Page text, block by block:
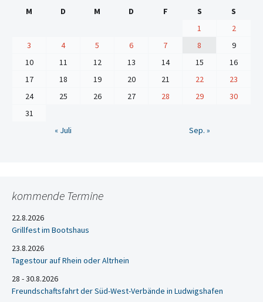
M
D M D F S
S
1
2
3
4 5 6 7 8
9
10
11 12 13 14 15
16
17
18 19 20 21 22
23
24
25 26 27 28 29
30
31
« Juli
Sep. »
kommende Termine
22.8.2026
Grillfest im Bootshaus
23.8.2026
Tagestour auf Rhein oder Altrhein
28 - 30.8.2026
Freundschaftsfahrt der Süd-West-Verbände in Ludwigshafen